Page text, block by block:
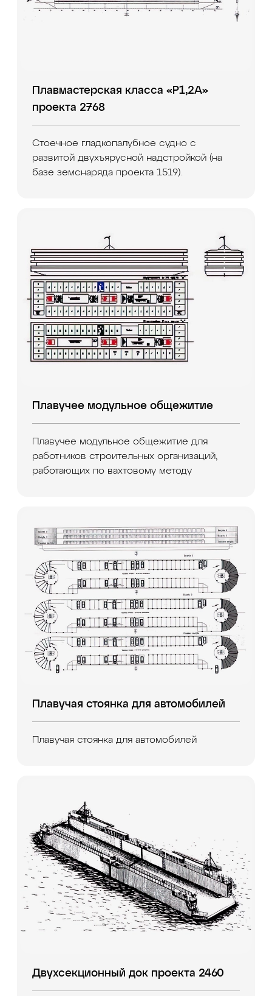
Плавмастерская класса «Р1,2А»
проекта 2768
Стоечное гладкопалубное судно с
развитой двухъярусной надстройкой (на
базе земснаряда проекта 1519).
Плавучее модульное общежитие
Плавучее модульное общежитие для
работников строительных организаций,
работающих по вахтовому методу
Плавучая стоянка для автомобилей
Плавучая стоянка для автомобилей
Двухсекционный док проекта 2460